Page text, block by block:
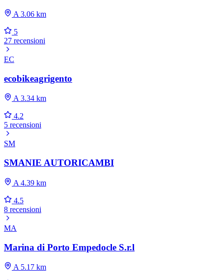
A 3.06 km
5
27 recensioni
EC
ecobikeagrigento
A 3.34 km
4.2
5 recensioni
SM
SMANIE AUTORICAMBI
A 4.39 km
4.5
8 recensioni
MA
Marina di Porto Empedocle S.r.l
A 5.17 km